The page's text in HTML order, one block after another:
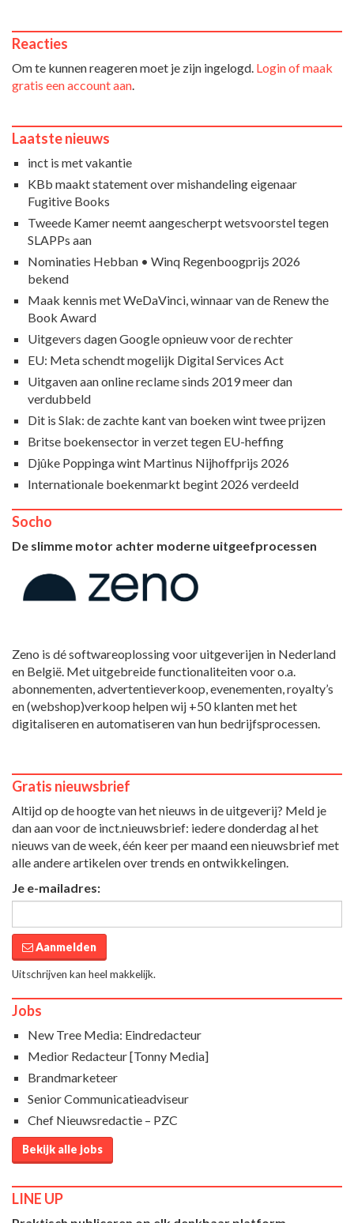
Reacties
Om te kunnen reageren moet je zijn ingelogd. Login of maak
gratis een account aan.
Laatste nieuws
inct is met vakantie
KBb maakt statement over mishandeling eigenaar
Fugitive Books
Tweede Kamer neemt aangescherpt wetsvoorstel tegen
SLAPPs aan
Nominaties Hebban • Winq Regenboogprijs 2026
bekend
Maak kennis met WeDaVinci, winnaar van de Renew the
Book Award
Uitgevers dagen Google opnieuw voor de rechter
EU: Meta schendt mogelijk Digital Services Act
Uitgaven aan online reclame sinds 2019 meer dan
verdubbeld
Dit is Slak: de zachte kant van boeken wint twee prijzen
Britse boekensector in verzet tegen EU-heffing
Djûke Poppinga wint Martinus Nijhoffprijs 2026
Internationale boekenmarkt begint 2026 verdeeld
Socho
De slimme motor achter moderne uitgeefprocessen
Zeno is dé softwareoplossing voor uitgeverijen in Nederland
en België. Met uitgebreide functionaliteiten voor o.a.
abonnementen, advertentieverkoop, evenementen, royalty’s
en (webshop)verkoop helpen wij +50 klanten met het
digitaliseren en automatiseren van hun bedrijfsprocessen.
Gratis nieuwsbrief
Altijd op de hoogte van het nieuws in de uitgeverij? Meld je
dan aan voor de inct.nieuwsbrief: iedere donderdag al het
nieuws van de week, één keer per maand een nieuwsbrief met
alle andere artikelen over trends en ontwikkelingen.
Je e-mailadres:
Aanmelden
Uitschrijven kan heel makkelijk.
Jobs
New Tree Media: Eindredacteur
Medior Redacteur [Tonny Media]
Brandmarketeer
Senior Communicatieadviseur
Chef Nieuwsredactie – PZC
Bekijk alle jobs
LINE UP